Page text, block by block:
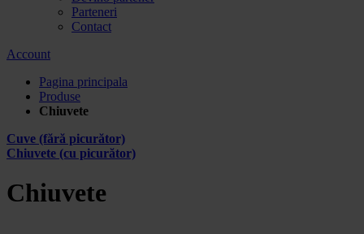
Parteneri
Contact
Account
Pagina principala
Produse
Chiuvete
Cuve (fără picurător)
Chiuvete (cu picurător)
Chiuvete